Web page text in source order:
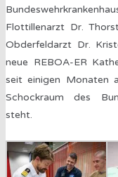
Flottillenarzt Dr.
Obderfeldarzt Dr.
neue REBOA-ER
seit einigen Monaten
Schockraum des
steht.